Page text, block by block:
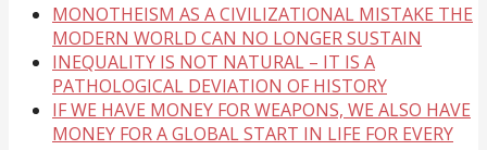
MONOTHEISM AS A CIVILIZATIONAL MISTAKE THE
MODERN WORLD CAN NO LONGER SUSTAIN
INEQUALITY IS NOT NATURAL – IT IS A
PATHOLOGICAL DEVIATION OF HISTORY
IF WE HAVE MONEY FOR WEAPONS, WE ALSO HAVE
MONEY FOR A GLOBAL START IN LIFE FOR EVERY